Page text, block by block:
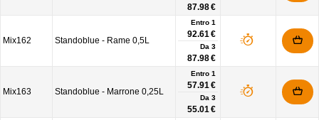
87.98 €
Mix162 Standoblue - Rame 0,5L
Entro 1
92.61 €
Da 3
87.98 €
Mix163 Standoblue - Marrone 0,25L
Entro 1
57.91 €
Da 3
55.01 €